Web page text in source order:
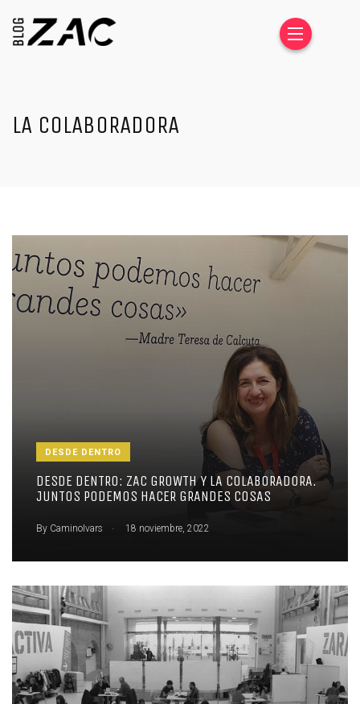
LA COLABORADORA
DESDE DENTRO
DESDE DENTRO: ZAC GROWTH Y LA COLABORADORA.
JUNTOS PODEMOS HACER GRANDES COSAS
By CaminoIvars . 18 noviembre, 2022